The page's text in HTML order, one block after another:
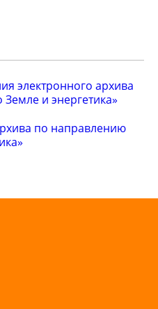
электронного архива
и энергетика»
по направлению